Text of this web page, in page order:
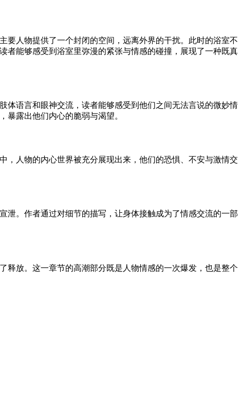
要人物提供了一个封闭的空间，远离外界的干扰。此时的浴室不
者能够感受到浴室里弥漫的紧张与情感的碰撞，展现了一种既真
体语言和眼神交流，读者能够感受到他们之间无法言说的微妙情
暴露出他们内心的脆弱与渴望。
，人物的内心世界被充分展现出来，他们的恐惧、不安与激情交
。作者通过对细节的描写，让身体接触成为了情感交流的一部
释放。这一章节的高潮部分既是人物情感的一次爆发，也是整个